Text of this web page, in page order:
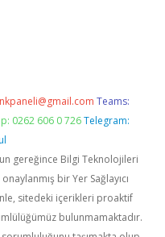
Teams:
0262 606 0 726 Telegram:
gereğince Bilgi Teknolojileri
bir Yer Sağlayıcı
sitedeki içerikleri proaktif
bulunmamaktadır.